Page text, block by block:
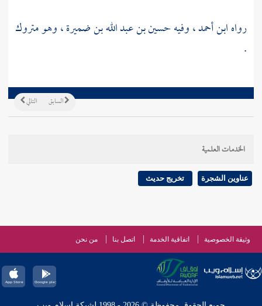
رواه ابنأحمد، وفيهحسين بن عبد الله بن ضميرة، وهو متروك
.
التالي السابق
الخدمات العلمية
عناوين الشجرة تخريج حديث
وثيقة الخصوصية اتفاقية الخدمة اتصل بنا من نحن